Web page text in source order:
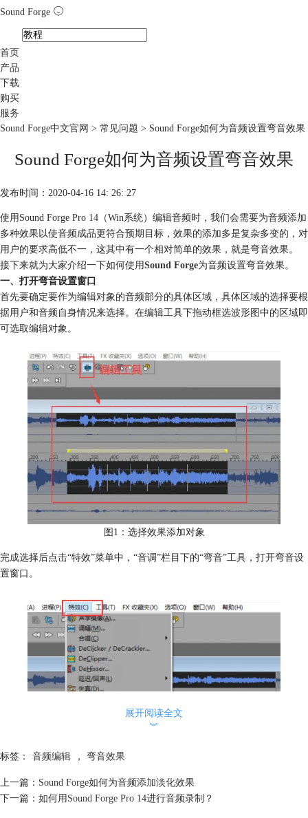
Sound Forge
首页
产品
下载
购买
服务
Sound Forge中文官网 > 常见问题 > Sound Forge如何为音频设置弯音效果
Sound Forge如何为音频设置弯音效果
发布时间：2020-04-16 14: 26: 27
使用Sound Forge Pro 14（Win系统）编辑音频时，我们会需要为音频添加
多种效果以使音频成品更符合预期目标，效果的添加多是复杂多变的，对
用户的要求高低不一，这其中有一个相对简单的效果，就是弯音效果。
接下来就为大家介绍一下如何使用Sound Forge为音频设置弯音效果。
一、打开弯音设置窗口
首先要确定要作为编辑对象的音频部分的具体区域，具体区域的选择要根
据用户和音频自身情况来选择。在编辑工具下拖动框选波形图中的区域即
可选取编辑对象。
图1：选择效果添加对象
完成选择后点击“特效”菜单中，“音调”栏目下的“弯音”工具，打开弯音设
置窗口。
展开阅读全文
︾
标签： 音频编辑 ， 弯音效果
上一篇： Sound Forge如何为音频添加淡化效果
下一篇： 如何用Sound Forge Pro 14进行音频录制？